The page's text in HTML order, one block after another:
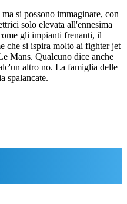
si possono immaginare, con
solo elevata all'ennesima
gli impianti frenanti, il
che si ispira molto ai fighter jet
Mans. Qualcuno dice anche
altro no. La famiglia delle
spalancate.